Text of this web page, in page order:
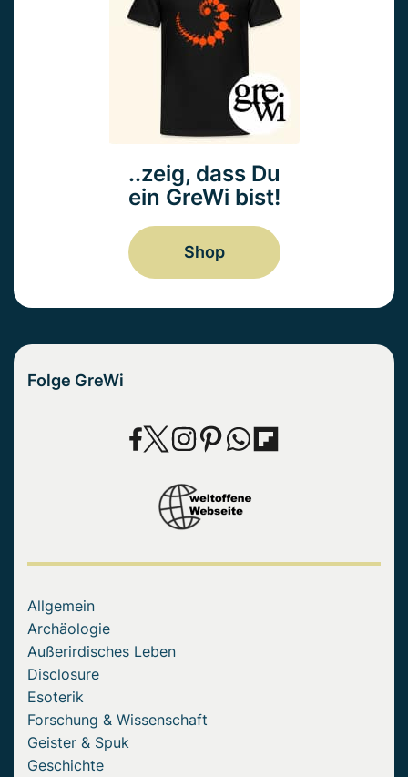
..zeig, dass Du
ein GreWi bist!
Shop
Folge GreWi
Allgemein
Archäologie
Außerirdisches Leben
Disclosure
Esoterik
Forschung & Wissenschaft
Geister & Spuk
Geschichte